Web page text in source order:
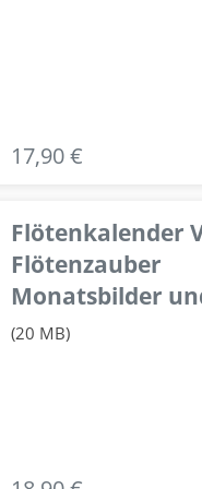
17,90 €
Flötenkalender
Flötenzauber
Monatsbilder
(20 MB)